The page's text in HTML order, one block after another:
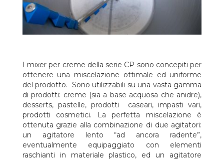
I mixer per creme della serie CP sono concepiti per
ottenere una miscelazione ottimale ed uniforme
del prodotto. Sono utilizzabili su una vasta gamma
di prodotti: creme (sia a base acquosa che anidre),
desserts, pastelle, prodotti caseari, impasti vari,
prodotti cosmetici. La perfetta miscelazione è
ottenuta grazie alla combinazione di due agitatori:
un agitatore lento “ad ancora radente”,
eventualmente equipaggiato con elementi
raschianti in materiale plastico, ed un agitatore